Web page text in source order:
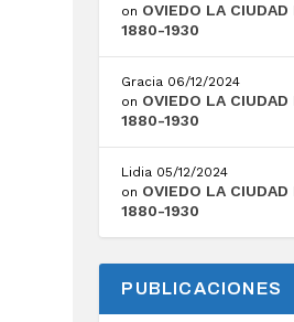
on OVIEDO LA CIUDAD
1880-1930
Gracia 06/12/2024
on OVIEDO LA CIUDAD
1880-1930
Lidia 05/12/2024
on OVIEDO LA CIUDAD
1880-1930
PUBLICACIONES